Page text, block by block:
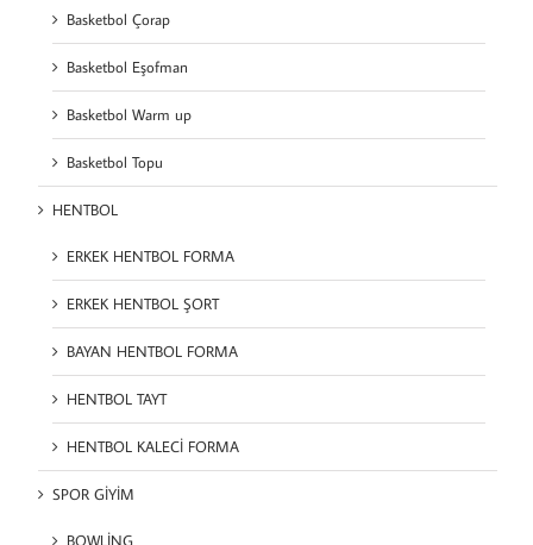
Basketbol Çorap
Basketbol Eşofman
Basketbol Warm up
Basketbol Topu
HENTBOL
ERKEK HENTBOL FORMA
ERKEK HENTBOL ŞORT
BAYAN HENTBOL FORMA
HENTBOL TAYT
HENTBOL KALECİ FORMA
SPOR GİYİM
BOWLİNG